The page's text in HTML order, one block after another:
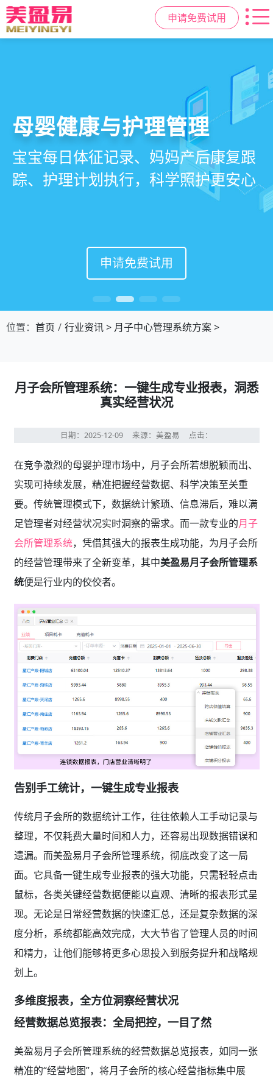
申请免费试用
智慧月子中心管理系统
一站式解决月子中心入住、护理、
餐饮、会员、财务、营销全流程管
理
申请免费试用
母婴健康与护理管理
宝宝每日体征记录、妈妈产后康复跟
踪、护理计划执行，科学照护更安心
申请免费试用
房态与预约管理
在线选房、预约入住、智能排房、资
源调度，提升入住率与客户满意度
申请免费试用
会员营销与智能锁客
会员积分、套餐定制、精准营销、客
户关怀，提升复购与转介绍
申请免费试用
位置： 首页 行业资讯> 月子中心管理系统方案>
月子会所管理系统：一键生成专业报表，洞悉
真实经营状况
日期：2025-12-09 来源：美盈易 点击：
在竞争激烈的母婴护理市场中，月子会所若想脱颖而出、
实现可持续发展，精准把握经营数据、科学决策至关重
要。传统管理模式下，数据统计繁琐、信息滞后，难以满
足管理者对经营状况实时洞察的需求。而一款专业的月子
会所管理系统，凭借其强大的报表生成功能，为月子会所
的经营管理带来了全新变革，其中美盈易月子会所管理系
统便是行业内的佼佼者。
告别手工统计，一键生成专业报表
传统月子会所的数据统计工作，往往依赖人工手动记录与
整理，不仅耗费大量时间和人力，还容易出现数据错误和
遗漏。而美盈易月子会所管理系统，彻底改变了这一局
面。它具备一键生成专业报表的强大功能，只需轻轻点击
鼠标，各类关键经营数据便能以直观、清晰的报表形式呈
现。无论是日常经营数据的快速汇总，还是复杂数据的深
度分析，系统都能高效完成，大大节省了管理人员的时间
和精力，让他们能够将更多心思投入到服务提升和战略规
划上。
多维度报表，全方位洞察经营状况
经营数据总览报表：全局把控，一目了然
美盈易月子会所管理系统的经营数据总览报表，如同一张
精准的“经营地图”，将月子会所的核心经营指标集中展